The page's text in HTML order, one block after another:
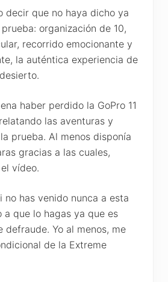
decir que no haya dicho ya
organización de 10,
recorrido emocionante y
la auténtica experiencia de
haber perdido la GoPro 11
las aventuras y
prueba. Al menos disponía
gracias a las cuales,
vídeo.
no has venido nunca a esta
a que lo hagas ya que es
defraude. Yo al menos, me
de la Extreme